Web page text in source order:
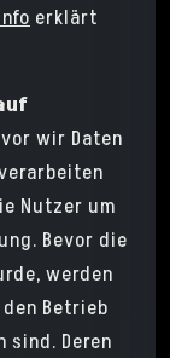
erklärt
wir Daten
Nutzer um
Bevor die
werden
Betrieb
sind. Deren